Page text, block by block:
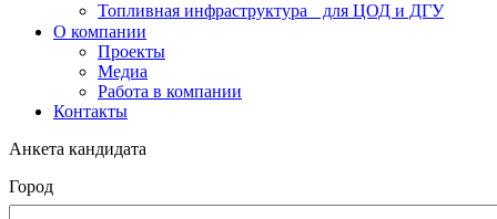
Топливная инфраструктура для ЦОД и ДГУ
О компании
Проекты
Медиа
Работа в компании
Контакты
Анкета кандидата
Город